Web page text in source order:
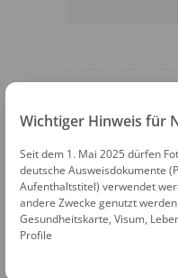
Photoautomat
Holzmarkt Straße 25 ·
Wichtiger Hinweis für
Seit dem 1. Mai 2025 dürfen
deutsche Ausweisdokumente
Aufenthaltstitel) verwendet
andere Zwecke genutzt
Gesundheitskarte, Visum,
Profile